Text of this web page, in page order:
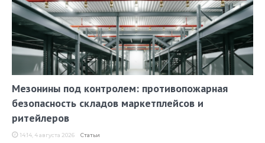
Мезонины под контролем: противопожарная
безопасность складов маркетплейсов и
ритейлеров
14:14, 4 августа 2026 Статьи